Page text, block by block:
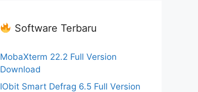
Software Terbaru
MobaXterm 22.2 Full Version
Download
IObit Smart Defrag 6.5 Full Version